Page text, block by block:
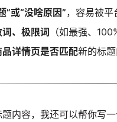
”或“没啥原因”，容易被平
、极限词
（如最强、
品详情页是否匹配新的标题
内容，我还可以帮你写